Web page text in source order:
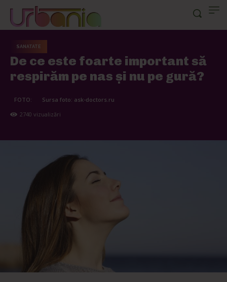
SANATATE
De ce este foarte important să
respirăm pe nas şi nu pe gură?
FOTO:
Sursa foto: ask-doctors.ru
2740 vizualizări